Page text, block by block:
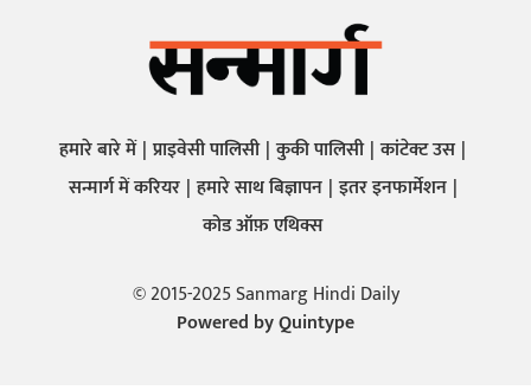
हमारे बारे में प्राइवेसी पालिसी कुकी पालिसी कांटेक्ट उस
सन्मार्ग में करियर हमारे साथ बिज्ञापन इतर इनफार्मेशन
कोड ऑफ़ एथिक्स
© 2015-2025 Sanmarg Hindi Daily
Powered byQuintype